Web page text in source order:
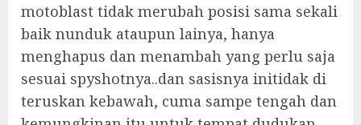
motoblast tidak merubah posisi sama sekali
baik nunduk ataupun lainya, hanya
menghapus dan menambah yang perlu saja
sesuai spyshotnya..dan sasisnya initidak di
teruskan kebawah, cuma sampe tengah dan